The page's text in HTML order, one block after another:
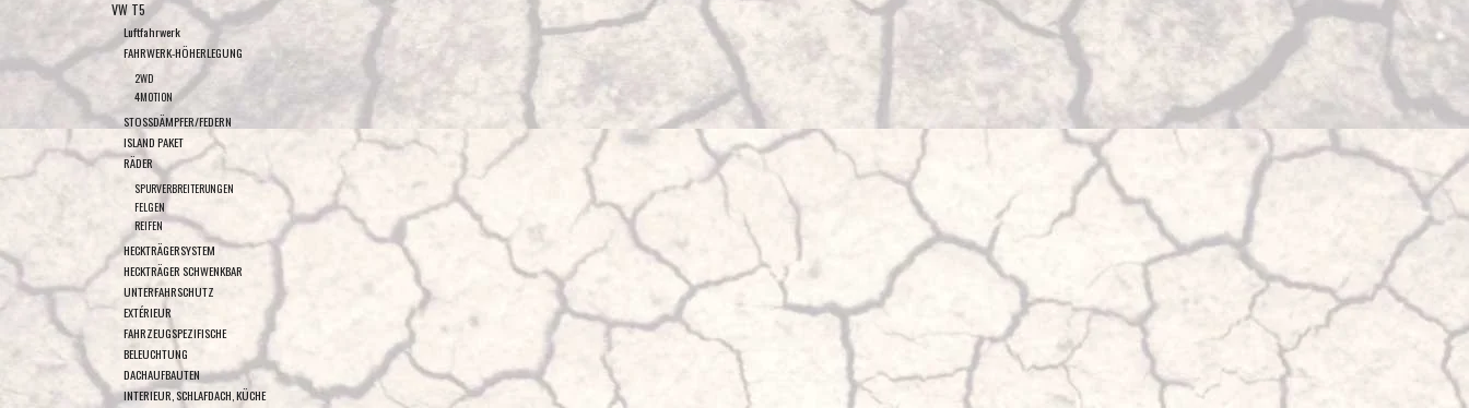
VW T5
Luftfahrwerk
FAHRWERK-HÖHERLEGUNG
2WD
4MOTION
STOSSDÄMPFER/FEDERN
ISLAND PAKET
RÄDER
SPURVERBREITERUNGEN
FELGEN
REIFEN
HECKTRÄGERSYSTEM
HECKTRÄGER SCHWENKBAR
UNTERFAHRSCHUTZ
EXTÉRIEUR
FAHRZEUGSPEZIFISCHE
BELEUCHTUNG
DACHAUFBAUTEN
INTERIEUR, SCHLAFDACH, KÜCHE